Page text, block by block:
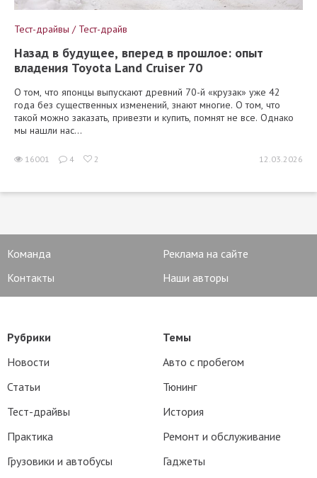
Тест-драйвы / Тест-драйв
Назад в будущее, вперед в прошлое: опыт
владения Toyota Land Cruiser 70
О том, что японцы выпускают древний 70-й «крузак» уже 42
года без существенных изменений, знают многие. О том, что
такой можно заказать, привезти и купить, помнят не все. Однако
мы нашли нас...
16001 4 2 12.03.2026
Команда
Реклама на сайте
Контакты
Наши авторы
Рубрики
Новости
Статьи
Тест-драйвы
Практика
Грузовики и автобусы
Темы
Авто с пробегом
Тюнинг
История
Ремонт и обслуживание
Гаджеты